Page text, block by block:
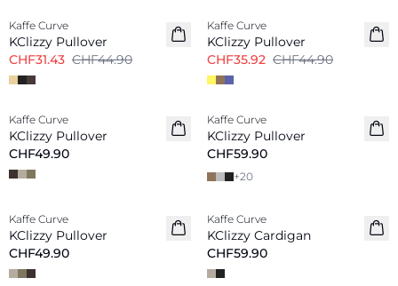
Kaffe Curve
KClizzy Pullover
CHF31.43 CHF44.90
Kaffe Curve
KClizzy Pullover
CHF35.92 CHF44.90
Neu
Kaffe Curve
KClizzy Pullover
CHF49.90
Neu
Kaffe Curve
KClizzy Pullover
CHF59.90
+20
Neu
Kaffe Curve
KClizzy Pullover
CHF49.90
Neu
Kaffe Curve
KClizzy Cardigan
CHF59.90